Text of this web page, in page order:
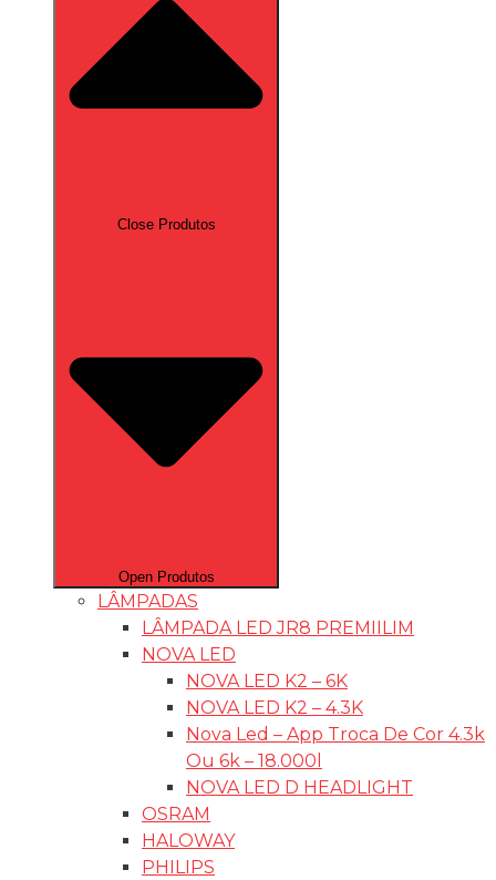
Close Produtos
Open Produtos
LÂMPADAS
LÂMPADA LED JR8 PREMIILIM
NOVA LED
NOVA LED K2 – 6K
NOVA LED K2 – 4.3K
Nova Led – App Troca De Cor 4.3k
Ou 6k – 18.000l
NOVA LED D HEADLIGHT
OSRAM
HALOWAY
PHILIPS